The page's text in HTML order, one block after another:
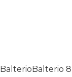
BalterioBalterio 8